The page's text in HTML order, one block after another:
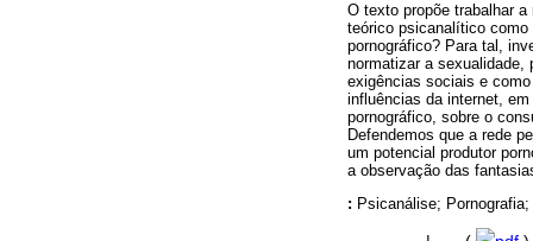
O texto propõe trabalhar
teórico psicanalítico como
pornográfico? Para tal,
normatizar a sexualidade,
exigências sociais e
influências da internet,
pornográfico, sobre o
Defendemos que a rede
um potencial produtor
a observação das
: Psicanálise;